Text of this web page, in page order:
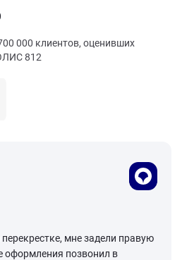
000 клиентов, оценивших
812
мне задели правую
позвонил в